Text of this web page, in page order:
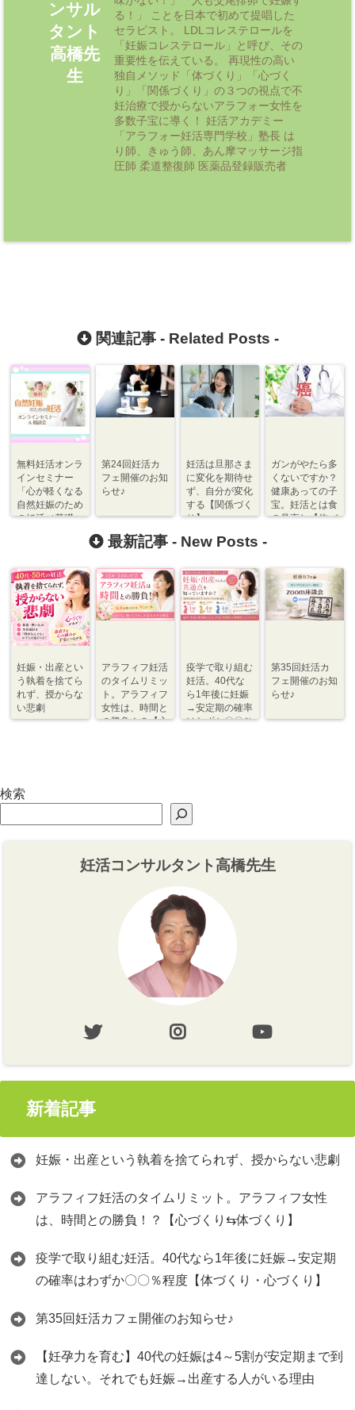
ンサル
タント
高橋先
生
る！」 ことを日本で初めて提唱した
セラピスト。 LDLコレステロールを
「妊娠コレステロール」と呼び、その
重要性を伝えている。 再現性の高い
独自メソッド「体づくり」「心づく
り」「関係づくり」の３つの視点で不
妊治療で授からないアラフォー女性を
多数子宝に導く！ 妊活アカデミー
「アラフォー妊活専門学校」塾長 は
り師、きゅう師、あん摩マッサージ指
圧師 柔道整復師 医薬品登録販売者
関連記事 - Related Posts -
無料妊活オンラ
インセミナー
「心が軽くなる
自然妊娠のため
の妊活（基礎
第24回妊活カ
フェ開催のお知
らせ♪
妊活は旦那さま
に変化を期待せ
ず、自分が変化
する【関係づく
り】
ガンがやたら多
くないですか？
健康あっての子
宝。妊活とは食
の見直し【体づ
最新記事 - New Posts -
妊娠・出産とい
う執着を捨てら
れず、授からな
い悲劇
アラフィフ妊活
のタイムリミッ
ト。アラフィフ
女性は、時間と
の勝負！？【心
疫学で取り組む
妊活。40代な
ら1年後に妊娠
→安定期の確率
はわずか〇〇％
第35回妊活カ
フェ開催のお知
らせ♪
検索
妊活コンサルタント高橋先生
新着記事
妊娠・出産という執着を捨てられず、授からない悲劇
アラフィフ妊活のタイムリミット。アラフィフ女性
は、時間との勝負！？【心づくり⇆体づくり】
疫学で取り組む妊活。40代なら1年後に妊娠→安定期
の確率はわずか〇〇％程度【体づくり・心づくり】
第35回妊活カフェ開催のお知らせ♪
【妊孕力を育む】40代の妊娠は4～5割が安定期まで到
達しない。それでも妊娠→出産する人がいる理由